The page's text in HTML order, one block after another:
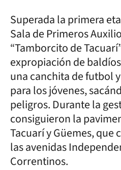
Superada la primera
Sala de Primeros
“Tamborcito de
expropiación de
una canchita de futbol
para los jóvenes,
peligros. Durante la
consiguieron la
Tacuarí y Güemes, que
las avenidas
Correntinos.